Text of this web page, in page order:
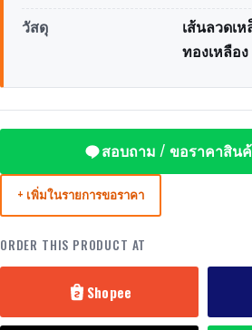
วัสดุ
เส้นลวดเ
ทองเหลือง
สอบถาม / ขอราคาสินค้
+ เพิ่มในรายการขอราคา
ORDER THIS PRODUCT AT
Shopee